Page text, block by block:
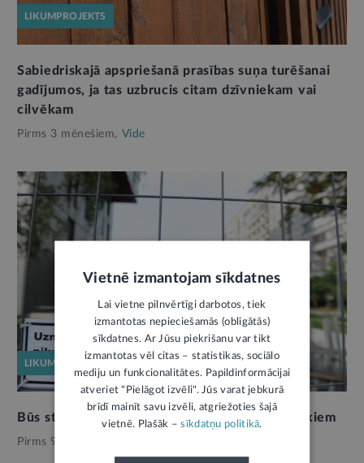
LIKUMPROJEKTS
Sabiedriskajā apspriešanā prasības suņa turēšanai
gadījumos, ja tas uzbrucis citam dzīvniekam vai
cilvēkam
Pirms 3 mēnešiem, Vide
LIKUMPROJEKTS
Būs stingrākas prasības bīstamu suņu saimniekiem
Pirms 9 mēnešiem,
Vietnē izmantojam sīkdatnes
Lai vietne pilnvērtīgi darbotos, tiek
izmantotas nepieciešamās (obligātās)
sīkdatnes. Ar Jūsu piekrišanu var tikt
izmantotas vēl citas – statistikas, sociālo
mediju un funkcionalitātes. Papildinformācijai
atveriet "Pielāgot izvēli". Jūs varat jebkurā
brīdī mainīt savu izvēli, atgriežoties šajā
vietnē. Plašāk –sīkdatņu politikā.